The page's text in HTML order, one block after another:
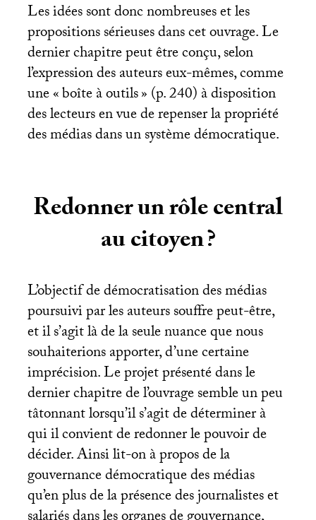
Les idées sont donc nombreuses et les
propositions sérieuses dans cet ouvrage. Le
dernier chapitre peut être conçu, selon
l’expression des auteurs eux-mêmes, comme
une «boîte à outils» (p. 240) à disposition
des lecteurs en vue de repenser la propriété
des médias dans un système démocratique.
Redonner un rôle central
au citoyen?
L’objectif de démocratisation des médias
poursuivi par les auteurs souffre peut-être,
et il s’agit là de la seule nuance que nous
souhaiterions apporter, d’une certaine
imprécision. Le projet présenté dans le
dernier chapitre de l’ouvrage semble un peu
tâtonnant lorsqu’il s’agit de déterminer à
qui il convient de redonner le pouvoir de
décider. Ainsi lit-on à propos de la
gouvernance démocratique des médias
qu’en plus de la présence des journalistes et